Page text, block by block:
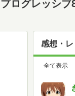
ログレッシブ
感想・
全て表示